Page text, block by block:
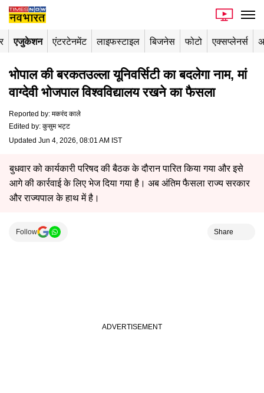
एजुकेशन एंटरटेनमेंट लाइफस्टाइल बिजनेस फोटो एक्सप्लेनर्स
भोपाल की बरकतउल्ला यूनिवर्सिटी का बदलेगा नाम, मां
वाग्देवी भोजपाल विश्वविद्यालय रखने का फैसला
Reported by: मकरंद काले
Edited by: कुसुम भट्ट
Updated Jun 4, 2026, 08:01 AM IST
बुधवार को कार्यकारी परिषद की बैठक के दौरान पारित किया गया और इसे
आगे की कार्रवाई के लिए भेज दिया गया है। अब अंतिम फैसला राज्य सरकार
और राज्यपाल के हाथ में है।
Follow Share